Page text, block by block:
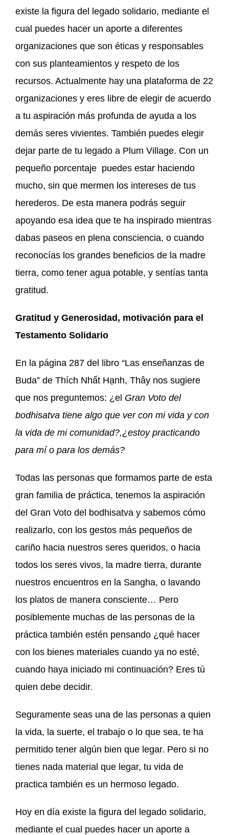
existe la figura del legado solidario, mediante el
cual puedes hacer un aporte a diferentes
organizaciones que son éticas y responsables
con sus planteamientos y respeto de los
recursos. Actualmente hay una plataforma de 22
organizaciones y eres libre de elegir de acuerdo
a tu aspiración más profunda de ayuda a los
demás seres vivientes. También puedes elegir
dejar parte de tu legado a Plum Village. Con un
pequeño porcentaje puedes estar haciendo
mucho, sin que mermen los intereses de tus
herederos. De esta manera podrás seguir
apoyando esa idea que te ha inspirado mientras
dabas paseos en plena consciencia, o cuando
reconocías los grandes beneficios de la madre
tierra, como tener agua potable, y sentías tanta
gratitud.
Gratitud y Generosidad, motivación para el
Testamento Solidario
En la página 287 del libro “Las enseñanzas de
Buda” de Thích Nhất Hạnh, Thây nos sugiere
que nos preguntemos: ¿el Gran Voto del
bodhisatva tiene algo que ver con mi vida y con
la vida de mi comunidad?,¿estoy practicando
para mí o para los demás?
Todas las personas que formamos parte de esta
gran familia de práctica, tenemos la aspiración
del Gran Voto del bodhisatva y sabemos cómo
realizarlo, con los gestos más pequeños de
cariño hacia nuestros seres queridos, o hacia
todos los seres vivos, la madre tierra, durante
nuestros encuentros en la Sangha, o lavando
los platos de manera consciente… Pero
posiblemente muchas de las personas de la
práctica también estén pensando ¿qué hacer
con los bienes materiales cuando ya no esté,
cuando haya iniciado mi continuación? Eres tú
quien debe decidir.
Seguramente seas una de las personas a quien
la vida, la suerte, el trabajo o lo que sea, te ha
permitido tener algún bien que legar. Pero si no
tienes nada material que legar, tu vida de
practica también es un hermoso legado.
Hoy en día existe la figura del legado solidario,
mediante el cual puedes hacer un aporte a